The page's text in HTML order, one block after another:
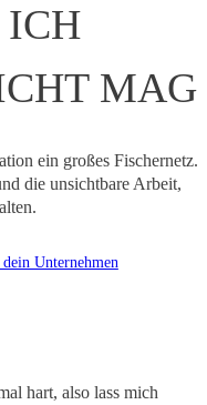
MAG
Unternehmen
hart, also lass mich